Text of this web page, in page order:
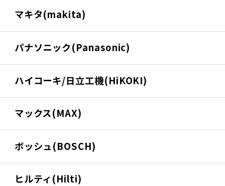
マキタ(makita)
パナソニック(Panasonic)
ハイコーキ/日立工機(HiKOKI)
マックス(MAX)
ボッシュ(BOSCH)
ヒルティ(Hilti)